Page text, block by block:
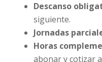
Descanso
siguiente.
Jornadas
Horas
abonar y cotizar